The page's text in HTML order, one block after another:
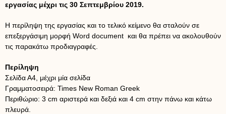
εργασίας μέχρι τις 30 Σεπτεμβρίου 2019.
Η περίληψη της εργασίας και το τελικό κείμενο θα σταλούν σε
επεξεργάσιμη μορφή Word document και θα πρέπει να ακολουθούν
τις παρακάτω προδιαγραφές.
Περίληψη
Σελίδα Α4, μέχρι μία σελίδα
Γραμματοσειρά: Times New Roman Greek
Περιθώριο: 3 cm αριστερά και δεξιά και 4 cm στην πάνω και κάτω
πλευρά.